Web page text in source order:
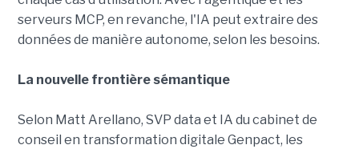
serveurs MCP, en revanche, l'IA peut extraire des
données de manière autonome, selon les besoins.
La nouvelle frontière sémantique
Selon Matt Arellano, SVP data et IA du cabinet de
conseil en transformation digitale Genpact, les